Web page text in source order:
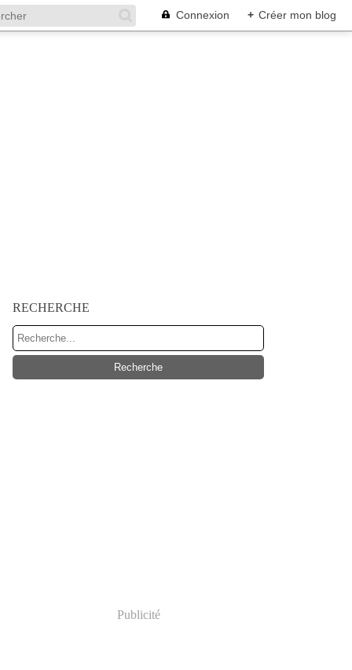
Connexion + Créer mon blog
RECHERCHE
Publicité